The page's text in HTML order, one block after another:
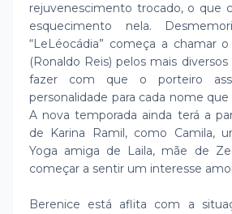
rejuvenescimento trocado, o que
esquecimento nela.
“LeLéocádia” começa a chamar
(Ronaldo Reis) pelos mais
fazer com que o porteiro
personalidade para cada nome que
A nova temporada ainda terá a
de Karina Ramil, como Camila,
Yoga amiga de Laila, mãe de
começar a sentir um interesse
Berenice está aflita com a